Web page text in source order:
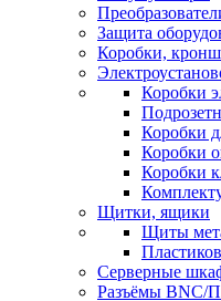
Защита
Коробки,
Коробки
Коробки
Коробки
Коробки
Щитки, ящики
Щиты
Серверные
Разъёмы BNC/